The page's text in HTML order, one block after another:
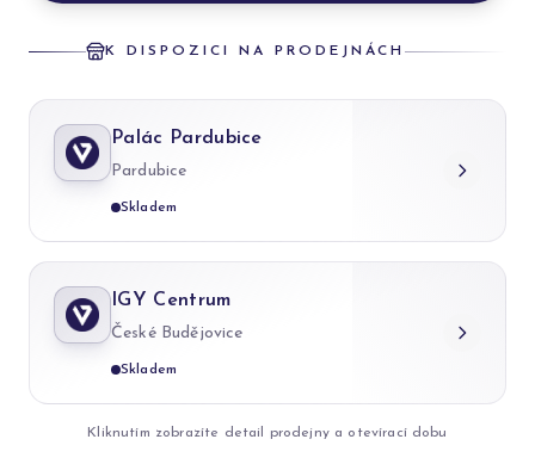
K DISPOZICI NA PRODEJNÁCH
Palác Pardubice
Pardubice
Skladem
IGY Centrum
České Budějovice
Skladem
Kliknutím zobrazíte detail prodejny a otevírací dobu